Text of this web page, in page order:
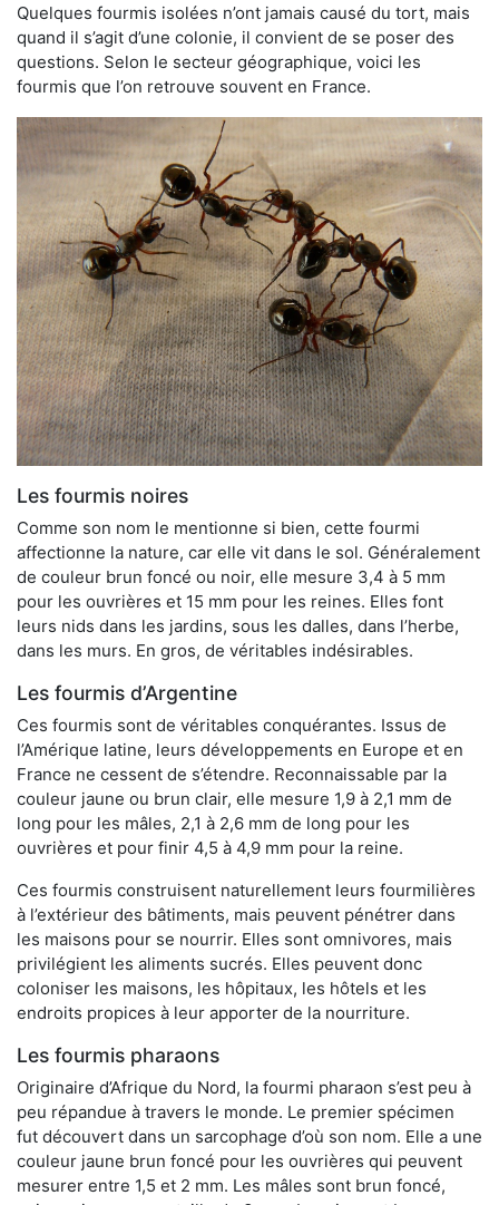
Quelques fourmis isolées n’ont jamais causé du tort, mais
quand il s’agit d’une colonie, il convient de se poser des
questions. Selon le secteur géographique, voici les
fourmis que l’on retrouve souvent en France.
Les fourmis noires
Comme son nom le mentionne si bien, cette fourmi
affectionne la nature, car elle vit dans le sol. Généralement
de couleur brun foncé ou noir, elle mesure 3,4 à 5 mm
pour les ouvrières et 15 mm pour les reines. Elles font
leurs nids dans les jardins, sous les dalles, dans l’herbe,
dans les murs. En gros, de véritables indésirables.
Les fourmis d’Argentine
Ces fourmis sont de véritables conquérantes. Issus de
l’Amérique latine, leurs développements en Europe et en
France ne cessent de s’étendre. Reconnaissable par la
couleur jaune ou brun clair, elle mesure 1,9 à 2,1 mm de
long pour les mâles, 2,1 à 2,6 mm de long pour les
ouvrières et pour finir 4,5 à 4,9 mm pour la reine.
Ces fourmis construisent naturellement leurs fourmilières
à l’extérieur des bâtiments, mais peuvent pénétrer dans
les maisons pour se nourrir. Elles sont omnivores, mais
privilégient les aliments sucrés. Elles peuvent donc
coloniser les maisons, les hôpitaux, les hôtels et les
endroits propices à leur apporter de la nourriture.
Les fourmis pharaons
Originaire d’Afrique du Nord, la fourmi pharaon s’est peu à
peu répandue à travers le monde. Le premier spécimen
fut découvert dans un sarcophage d’où son nom. Elle a une
couleur jaune brun foncé pour les ouvrières qui peuvent
mesurer entre 1,5 et 2 mm. Les mâles sont brun foncé,